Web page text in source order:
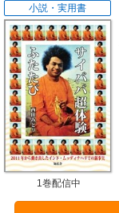
小説・実用書
1巻配信中